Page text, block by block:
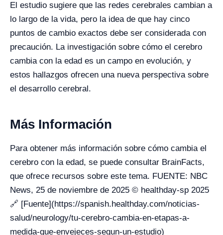
El estudio sugiere que las redes cerebrales cambian a
lo largo de la vida, pero la idea de que hay cinco
puntos de cambio exactos debe ser considerada con
precaución. La investigación sobre cómo el cerebro
cambia con la edad es un campo en evolución, y
estos hallazgos ofrecen una nueva perspectiva sobre
el desarrollo cerebral.
Más Información
Para obtener más información sobre cómo cambia el
cerebro con la edad, se puede consultar BrainFacts,
que ofrece recursos sobre este tema. FUENTE: NBC
News, 25 de noviembre de 2025 © healthday-sp 2025
🔗 [Fuente](https://spanish.healthday.com/noticias-
salud/neurology/tu-cerebro-cambia-en-etapas-a-
medida-que-envejeces-segun-un-estudio)